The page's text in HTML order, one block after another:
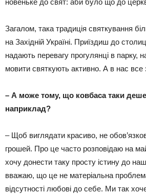
новеньке до свят: аби було що до
Загалом, така традиція святкування
на Західній Україні. Приїздиш до
надають перевагу прогулянці в парку,
мовити святкують активно. А в нас все
– А може тому, що ковбаса таки
наприклад?
– Щоб виглядати красиво, не
грошей. Про це часто розповідаю на
хочу донести таку просту істину до
вважаю, що це не матеріальна
відсутності любові до себе. Ми так